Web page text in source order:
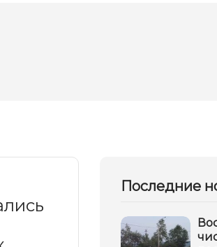
Последние